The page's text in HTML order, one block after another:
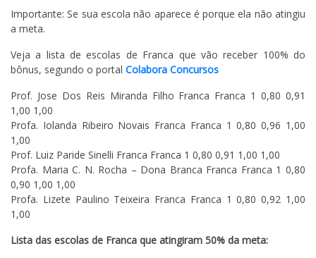
Importante: Se sua escola não aparece é porque ela não atingiu
a meta.
Veja a lista de escolas de Franca que vão receber 100% do
bônus, segundo o portal Colabora Concursos
Prof. Jose Dos Reis Miranda Filho Franca Franca 1 0,80 0,91
1,00 1,00
Profa. Iolanda Ribeiro Novais Franca Franca 1 0,80 0,96 1,00
1,00
Prof. Luiz Paride Sinelli Franca Franca 1 0,80 0,91 1,00 1,00
Profa. Maria C. N. Rocha – Dona Branca Franca Franca 1 0,80
0,90 1,00 1,00
Profa. Lizete Paulino Teixeira Franca Franca 1 0,80 0,92 1,00
1,00
Lista das escolas de Franca que atingiram 50% da meta: